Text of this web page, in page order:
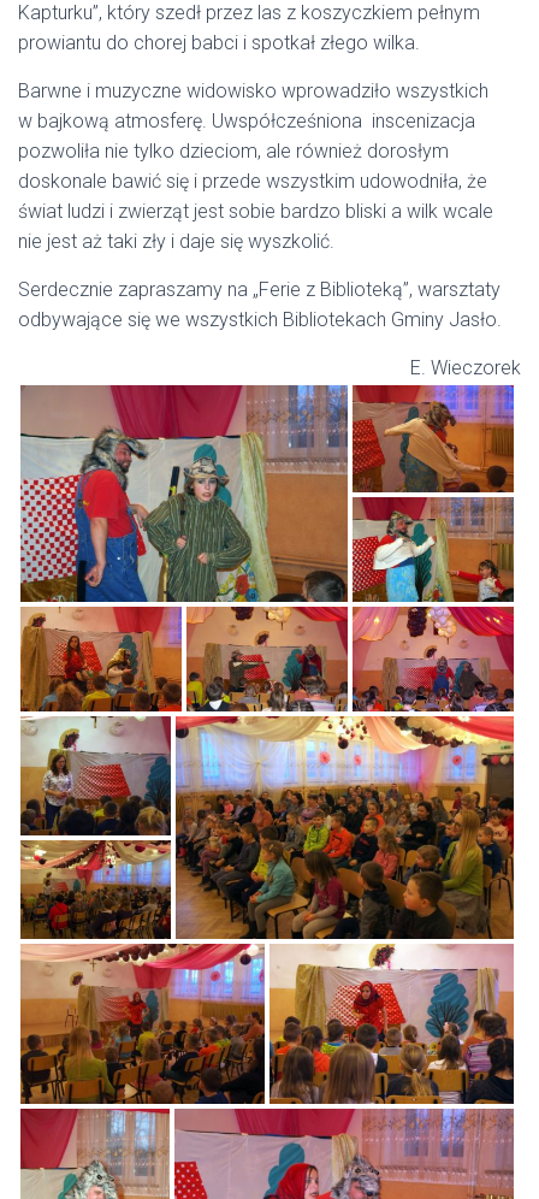
Kapturku”, który szedł przez las z koszyczkiem pełnym
prowiantu do chorej babci i spotkał złego wilka.
Barwne i muzyczne widowisko wprowadziło wszystkich
w bajkową atmosferę. Uwspółcześniona inscenizacja
pozwoliła nie tylko dzieciom, ale również dorosłym
doskonale bawić się i przede wszystkim udowodniła, że
świat ludzi i zwierząt jest sobie bardzo bliski a wilk wcale
nie jest aż taki zły i daje się wyszkolić.
Serdecznie zapraszamy na „Ferie z Biblioteką”, warsztaty
odbywające się we wszystkich Bibliotekach Gminy Jasło.
E. Wieczorek